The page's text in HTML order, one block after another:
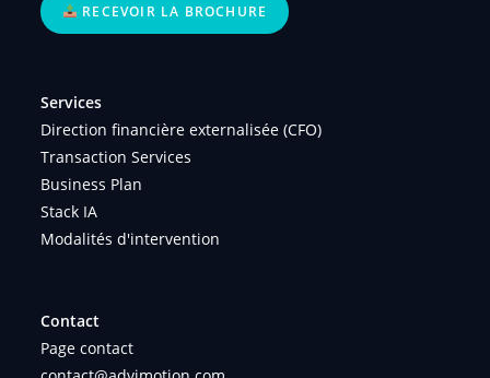
RECEVOIR LA BROCHURE
Services
Direction financière externalisée (CFO)
Transaction Services
Business Plan
Stack IA
Modalités d'intervention
Contact
Page contact